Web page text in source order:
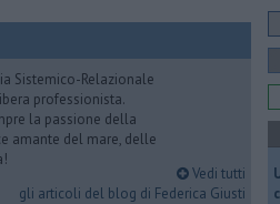
Sistemico-Relazionale
professionista.
la passione della
amante del mare, delle
Vedi tutti
gli articoli del blog di Federica Giusti